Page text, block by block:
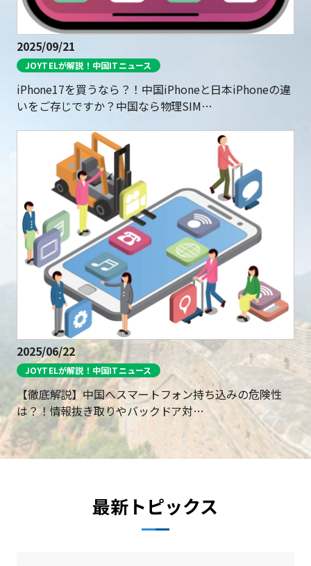
2025/09/21
JOYTELが解説！中国ITニュース
iPhone17を買うなら？！中国iPhoneと日本iPhoneの違
いをご存じですか？中国なら物理SIM…
2025/06/22
JOYTELが解説！中国ITニュース
【徹底解説】中国へスマートフォン持ち込みの危険性
は？！情報抜き取りやバックドア対…
最新トピックス